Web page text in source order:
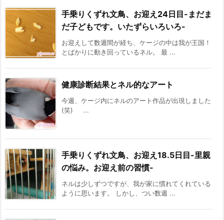
手乗りくずれ文鳥、お迎え24日目-まだま
だ子どもです。いたずらいろいろ-
お迎えして数週間が経ち、ケージの中は我が王国！
とばかりに動き回っているネル。 最 ...
健康診断結果とネル的なアート
今週、ケージ内にネルのアート作品が出現しました
(笑) ...
手乗りくずれ文鳥、お迎え18.5日目-里親
の悩み。お迎え前の習慣-
ネルは少しずつですが、我が家に慣れてくれている
ように思います。 しかし、つい数週 ...